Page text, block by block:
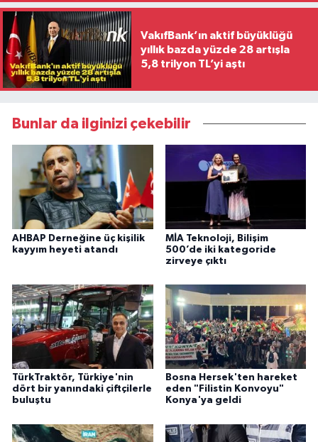
VakıfBank’ın aktif büyüklüğü
yıllık bazda yüzde 28 artışla
5,8 trilyon TL’yi aştı
Bunlar da ilginizi çekebilir
AHBAP Derneğine üç kişilik
kayyım heyeti atandı
MİA Teknoloji, Bilişim
500’de iki kategoride
zirveye çıktı
TürkTraktör, Türkiye'nin
dört bir yanındaki çiftçilerle
buluştu
Bosna Hersek'ten hareket
eden "Filistin Konvoyu"
Konya'ya geldi